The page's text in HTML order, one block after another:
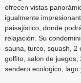
ofrecen vistas
igualmente
paisajístico, donde
relajación. Su
sauna, turco, squash, 2
golfito, salon de juegos,
sendero ecologico, lago